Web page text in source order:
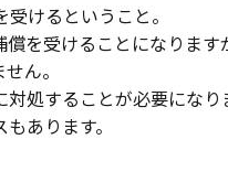
けるということ。
を受けることになりま
ん。
処することが必要になり
あります。